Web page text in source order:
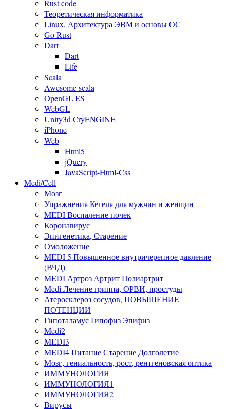
Rust code
Теоретическая информатика
Linux, Архитектура ЭВМ и основы ОС
Go Rust
Dart
Dart
Life
Scala
Awesome-scala
OpenGL ES
WebGL
Unity3d CryENGINE
iPhone
Web
Html5
jQuery
JavaScript-Html-Css
Medi/Cell
Мозг
Упражнения Кегеля для мужчин и женщин
MEDI Воспаление почек
Коронавирус
Эпигенетика, Старение
Омоложение
MEDI 5 Повышенное внутричерепное давление
(ВЧД)
MEDI Артроз Артрит Полиартрит
Medi Лечение гриппа, ОРВИ, простуды
Атеросклероз сосудов, ПОВЫШЕНИЕ
ПОТЕНЦИИ
Гипоталамус Гипофиз Эпифиз
Medi2
MEDI3
MEDI4 Питание Старение Долголетие
Мозг, гениальность, рост, рентгеновская оптика
ИММУНОЛОГИЯ
ИММУНОЛОГИЯ1
ИММУНОЛОГИЯ2
Вирусы